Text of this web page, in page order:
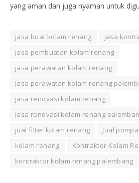
yang aman dan juga nyaman untuk
jasa buat kolam renang
jasa
jasa pembuatan kolam renang
jasa perawatan kolam renang
jasa perawatan kolam renang
jasa renovasi kolam renang
jasa renovasi kolam renang
jual filter kolam renang
Jual
kolam renang
Kontraktor Kolam
kontraktor kolam renang palembang